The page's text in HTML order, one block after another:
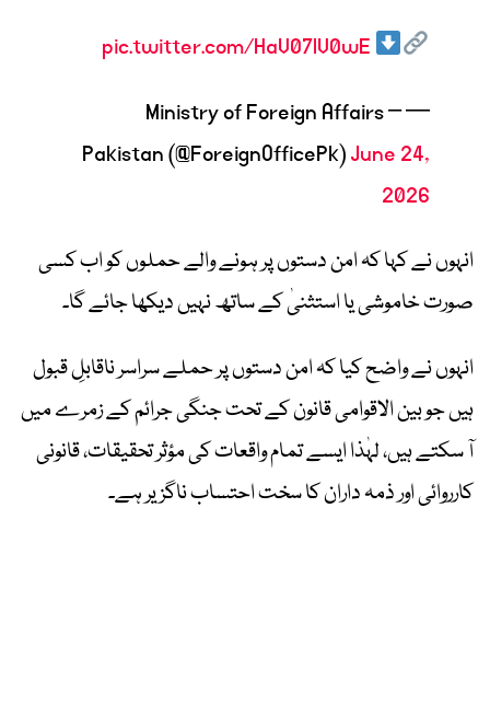
pic.twitter.com/HaV07lV0wE
— Ministry of Foreign Affairs –
Pakistan (@ForeignOfficePk)June 24,
2026
انہوں نے کہا کہ امن دستوں پر ہونے والے حملوں کو اب کسی
صورت خاموشی یا استثنیٰ کے ساتھ نہیں دیکھا جائے گا۔
انہوں نے واضح کیا کہ امن دستوں پر حملے سراسر ناقابلِ قبول
ہیں جو بین الاقوامی قانون کے تحت جنگی جرائم کے زمرے میں
آ سکتے ہیں، لہٰذا ایسے تمام واقعات کی مؤثر تحقیقات، قانونی
کارروائی اور ذمہ داران کا سخت احتساب ناگزیر ہے۔